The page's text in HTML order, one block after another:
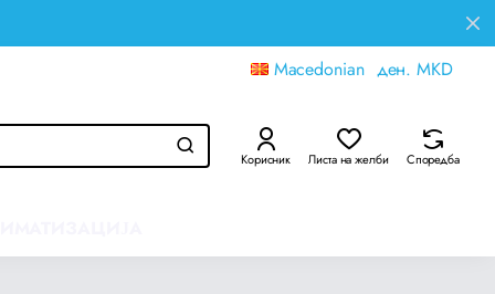
Macedonian ден. MKD
Корисник Листа на желби Споредба